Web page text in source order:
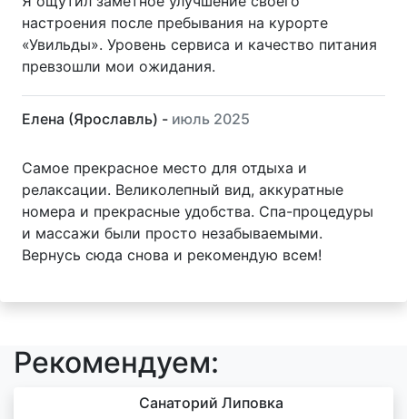
настроения после пребывания на курорте
«Увильды». Уровень сервиса и качество питания
превзошли мои ожидания.
Елена (Ярославль) - июль 2025
Самое прекрасное место для отдыха и
релаксации. Великолепный вид, аккуратные
номера и прекрасные удобства. Спа-процедуры
и массажи были просто незабываемыми.
Вернусь сюда снова и рекомендую всем!
Рекомендуем:
Санаторий Липовка